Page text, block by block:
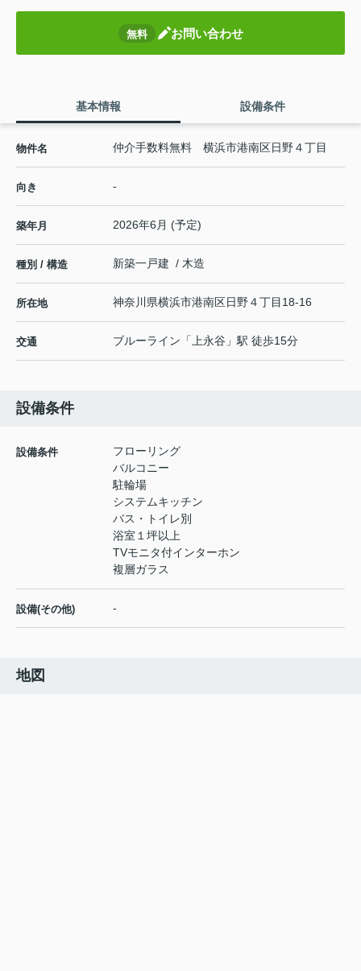
無料 お問い合わせ
基本情報 設備条件
物件名 仲介手数料無料 横浜市港南区日野４丁目
向き -
築年月 2026年6月 (予定)
種別 / 構造 新築一戸建 / 木造
所在地 神奈川県横浜市港南区日野４丁目18-16
交通 ブルーライン 「上永谷 」駅 徒歩15分
設備条件
設備条件
フローリング
バルコニー
駐輪場
システムキッチン
バス・トイレ別
浴室１坪以上
TVモニタ付インターホン
複層ガラス
設備(その他) -
地図